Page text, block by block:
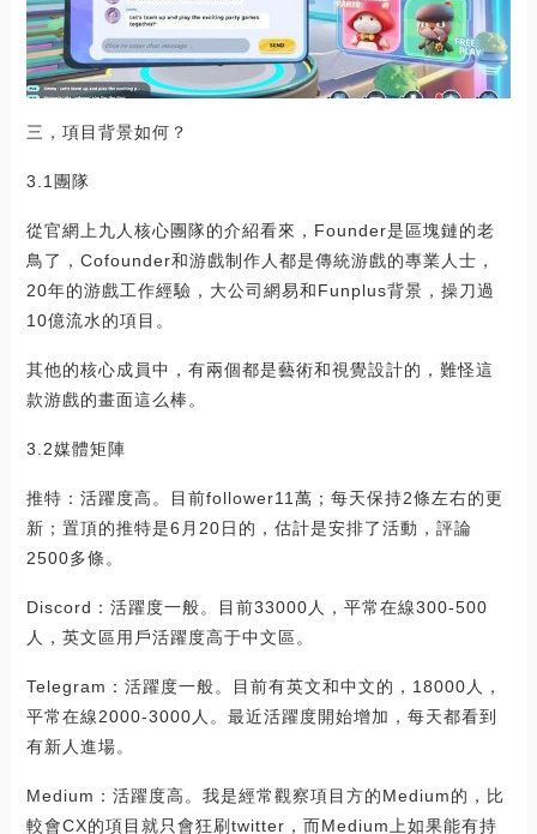
三，項目背景如何？
3.1團隊
從官網上九人核心團隊的介紹看來，Founder是區塊鏈的老
鳥了，Cofounder和游戲制作人都是傳統游戲的專業人士，
20年的游戲工作經驗，大公司網易和Funplus背景，操刀過
10億流水的項目。
其他的核心成員中，有兩個都是藝術和視覺設計的，難怪這
款游戲的畫面這么棒。
3.2媒體矩陣
推特：活躍度高。目前follower11萬；每天保持2條左右的更
新；置頂的推特是6月20日的，估計是安排了活動，評論
2500多條。
Discord：活躍度一般。目前33000人，平常在線300-500
人，英文區用戶活躍度高于中文區。
Telegram：活躍度一般。目前有英文和中文的，18000人，
平常在線2000-3000人。最近活躍度開始增加，每天都看到
有新人進場。
Medium：活躍度高。我是經常觀察項目方的Medium的，比
較會CX的項目就只會狂刷twitter，而Medium上如果能有持